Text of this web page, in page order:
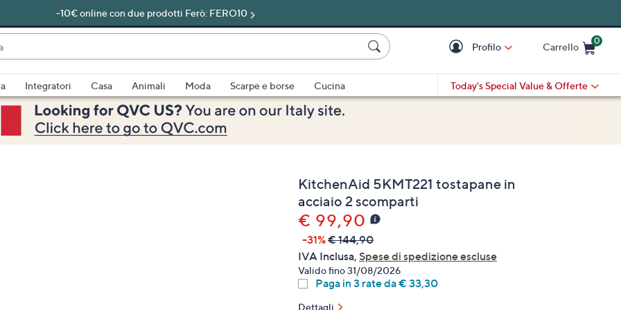
-10€ online con due prodotti Ferò: FERO10
Profilo Carrello
0
Integratori Casa Animali Moda Scarpe e borse
Cucina
Today's Special Value & Offerte
KitchenAid 5KMT221 tostapane in
acciaio 2 scomparti
€ 99,90
-31%€ 144,90
IVA Inclusa, Spese di spedizione escluse
Valido fino 31/08/2026
Paga in 3 rate da € 33,30
Dettagli